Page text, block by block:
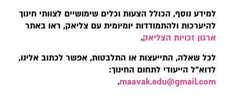
למידע נוסף, הכולל הצעות וכלים שימושיים לצוותי חינוך
להיערכות ולהתמודדות יומיומית עם צליאק, ראו באתר
ארגון זכויות הצליאק.
לכל שאלה, התייעצות או התלבטות, אפשר לכתוב אלינו,
לדוא"ל הייעודי לתחום החינוך:
maavak.edu@gmail.com
.